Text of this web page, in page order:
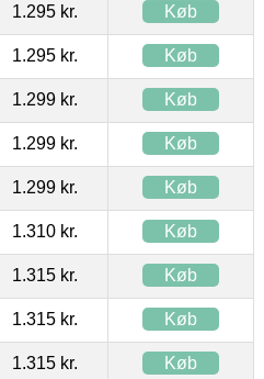
1.295 kr. Køb
1.295 kr. Køb
1.299 kr. Køb
1.299 kr. Køb
1.299 kr. Køb
1.310 kr. Køb
1.315 kr. Køb
1.315 kr. Køb
1.315 kr. Køb